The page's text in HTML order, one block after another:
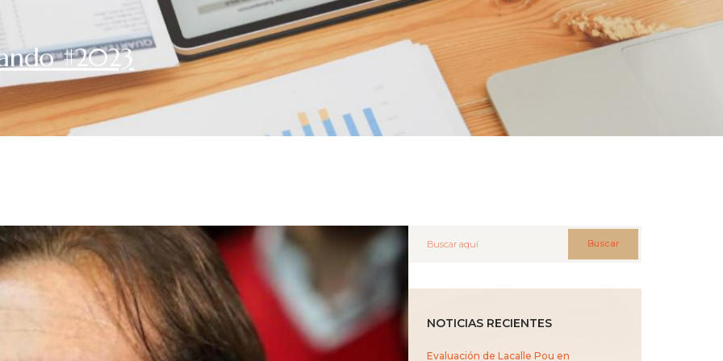
#2023
Buscar
NOTICIAS RECIENTES
Evaluación de Lacalle Pou en